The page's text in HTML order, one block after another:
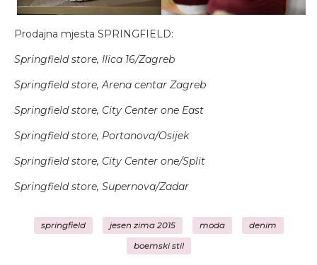
Prodajna mjesta SPRINGFIELD:
Springfield store, Ilica 16/Zagreb
Springfield store, Arena centar Zagreb
Springfield store, City Center one East
Springfield store, Portanova/Osijek
Springfield store, City Center one/Split
Springfield store, Supernova/Zadar
springfield jesen zima 2015 moda denim
boemski stil